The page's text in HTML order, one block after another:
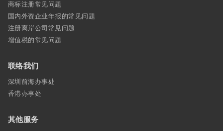
商标注册常见问题
国内外资企业年报的常见问题
注册离岸公司常见问题
增值税的常见问题
联络我们
深圳前海办事处
香港办事处
其他服务